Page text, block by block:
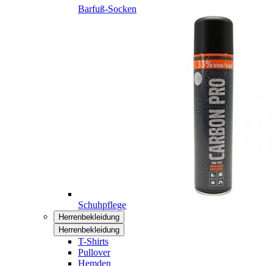
Barfuß-Socken
Schuhpflege
Herrenbekleidung
Herrenbekleidung
T-Shirts
Pullover
Hemden